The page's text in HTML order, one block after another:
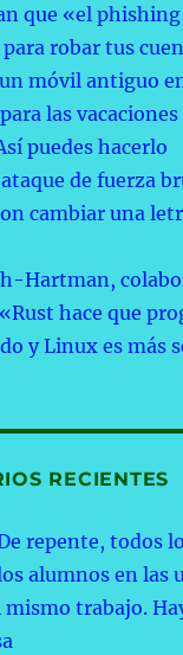
que «el
robar tus
móvil antiguo
las
puedes hacerlo
de fuerza
cambiar una
Hartman,
hace que
y Linux es más
RECIENTES
repente, todos
alumnos en las
mismo trabajo.